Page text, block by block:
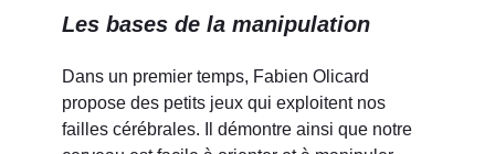
Les bases de la manipulation
Dans un premier temps, Fabien Olicard
propose des petits jeux qui exploitent nos
failles cérébrales. Il démontre ainsi que notre